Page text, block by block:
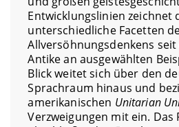
Entwicklungslinien zeichnet
unterschiedliche Facetten
Allversöhnungsdenkens
Antike an ausgewählten
Blick weitet sich über den
Sprachraum hinaus und
amerikanischen Unitarian
Verzweigungen mit ein. Das